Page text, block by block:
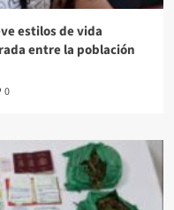
estilos de vida
entre la población
0